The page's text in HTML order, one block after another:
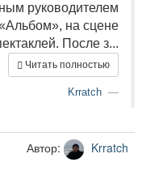
руководителем
на сцене
После з...
Читать полностью
Krratch
Автор: Krratch